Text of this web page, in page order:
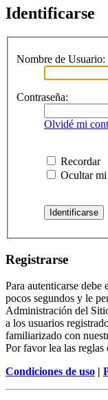
Identificarse
Nombre de Usuario:
Contraseña:
Olvidé mi
Recordar
Ocultar mi
Registrarse
Para autenticarse debe
pocos segundos y le
Administración del
a los usuarios
familiarizado con
Por favor lea las
Condiciones de uso |